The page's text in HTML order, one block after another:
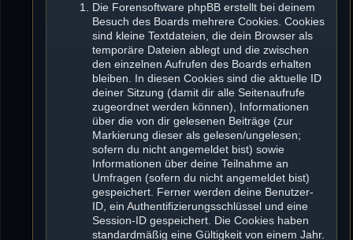
Die Forensoftware phpBB erstellt bei deinem
Besuch des Boards mehrere Cookies. Cookies
sind kleine Textdateien, die dein Browser als
temporäre Dateien ablegt und die zwischen
den einzelnen Aufrufen des Boards erhalten
bleiben. In diesen Cookies sind die aktuelle ID
deiner Sitzung (damit dir alle Seitenaufrufe
zugeordnet werden können), Informationen
über die von dir gelesenen Beiträge (zur
Markierung dieser als gelesen/ungelesen;
sofern du nicht angemeldet bist) sowie
Informationen über deine Teilnahme an
Umfragen (sofern du nicht angemeldet bist)
gespeichert. Ferner werden deine Benutzer-
ID, ein Authentifizierungsschlüssel und eine
Session-ID gespeichert. Die Cookies haben
standardmäßig eine Gültigkeit von einem Jahr.